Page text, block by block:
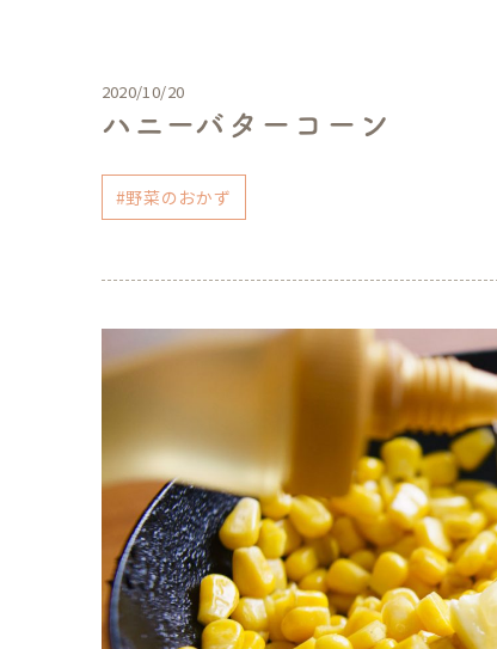
2020/10/20
ハニーバターコーン
#野菜のおかず